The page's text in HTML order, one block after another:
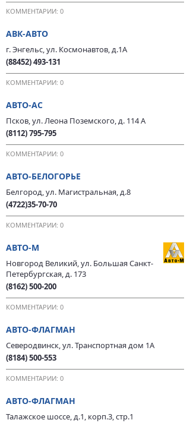
КОММЕНТАРИИ: 0
АВК-АВТО
г. Энгельс, ул. Космонавтов, д.1А
(88452) 493-131
КОММЕНТАРИИ: 0
АВТО-АС
Псков, ул. Леона Поземского, д. 114 А
(8112) 795-795
КОММЕНТАРИИ: 0
АВТО-БЕЛОГОРЬЕ
Белгород, ул. Магистральная, д.8
(4722)35-70-70
КОММЕНТАРИИ: 0
АВТО-М
Новгород Великий, ул. Большая Санкт-
Петербургская, д. 173
(8162) 500-200
КОММЕНТАРИИ: 0
АВТО-ФЛАГМАН
Северодвинск, ул. Транспортная дом 1А
(8184) 500-553
КОММЕНТАРИИ: 0
АВТО-ФЛАГМАН
Талажское шоссе, д.1, корп.3, стр.1